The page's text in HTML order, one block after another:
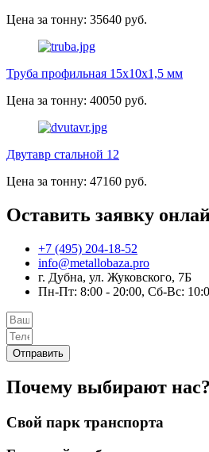
Цена за тонну: 35640 руб.
Труба профильная 15х10х1,5 мм
Цена за тонну: 40050 руб.
Двутавр стальной 12
Цена за тонну: 47160 руб.
Оставить заявку
+7 (495) 204-18-52
info@metallobaza.pro
г. Дубна, ул. Жуковского, 7Б
Пн-Пт: 8:00 - 20:00, Сб-Вс:
Отправить
Почему выбирают нас?
Свой парк транспорта